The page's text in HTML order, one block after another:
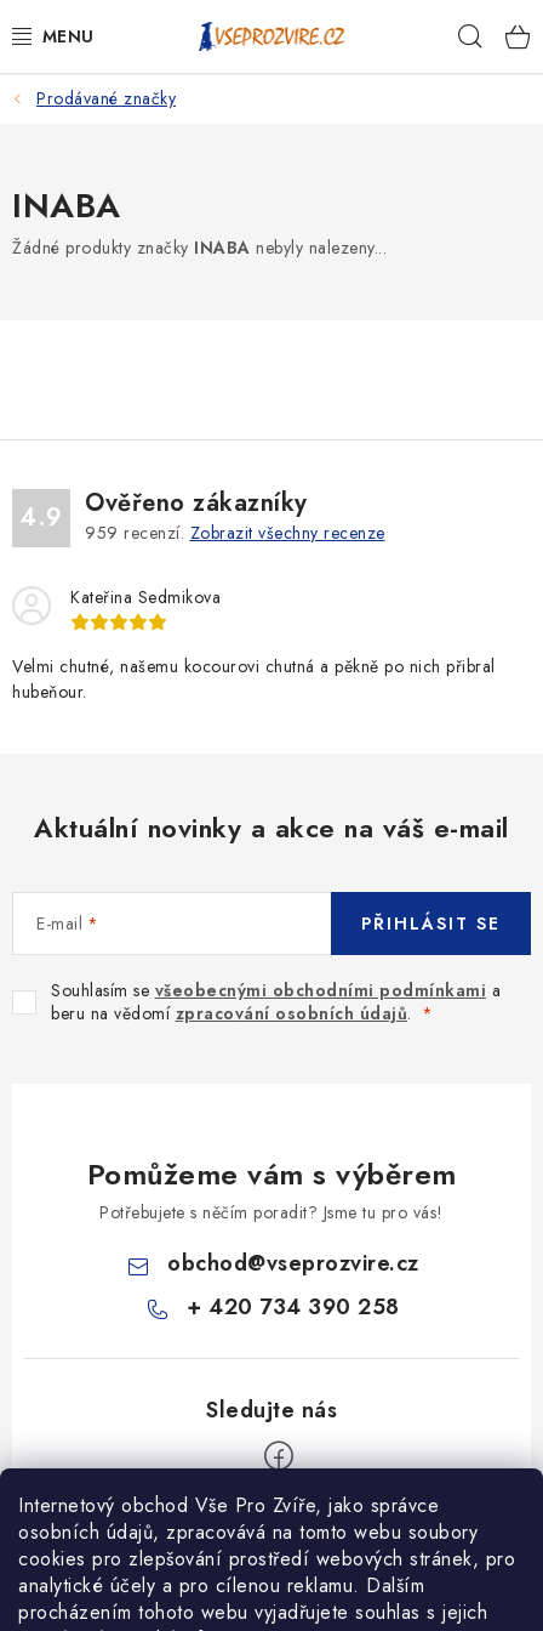
Internetový obchod Vše Pro Zvíře, jako správce
osobních údajů, zpracovává na tomto webu soubory
cookies pro zlepšování prostředí webových stránek, pro
analytické účely a pro cílenou reklamu. Dalším
procházením tohoto webu vyjadřujete souhlas s jejich
na
PSI
SLEVY
ZNAČKY
Ceník dopravy Kontakty
Obchodní podmínky
Prodávané značky
INABA
Žádné produkty značky INABA nebyly nalezeny...
4.9 Ověřeno zákazníky
959 recenzí. Zobrazit všechny recenze
Kateřina Sedmikova
Velmi chutné, našemu kocourovi chutná a pěkně po nich přibral
hubeňour.
Aktuální novinky a akce na váš e-mail
E-mail
Souhlasím se všeobecnými obchodními podmínkami a
beru na vědomí zpracování osobních údajů.
PŘIHLÁSIT SE
Pomůžeme vám s výběrem
Potřebujete s něčím poradit? Jsme tu pro vás!
obchod@vseprozvire.cz
+ 420 734 390 258
Informace pro Vás